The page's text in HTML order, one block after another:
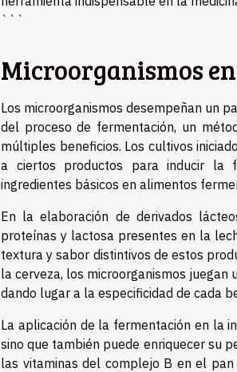
```
Microorganismos
Los microorganismos desempeñan un
del proceso de fermentación, un
múltiples beneficios. Los cultivos
a ciertos productos para inducir la
ingredientes básicos en alimentos
En la elaboración de derivados
proteínas y lactosa presentes en la
textura y sabor distintivos de estos
la cerveza, los microorganismos juegan
dando lugar a la especificidad de cada
La aplicación de la fermentación en la
sino que también puede enriquecer su
las vitaminas del complejo B en el